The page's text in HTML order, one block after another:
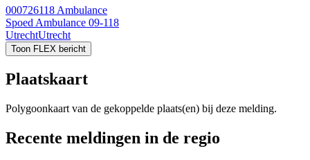
000726118 Ambulance
Spoed Ambulance 09-118
UtrechtUtrecht
Toon FLEX bericht
Plaatskaart
Polygoonkaart van de gekoppelde plaats(en) bij deze melding.
Recente meldingen in de regio